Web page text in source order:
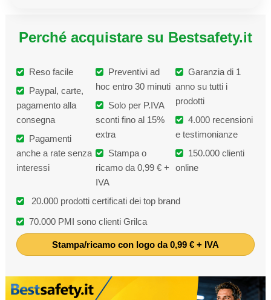
Perché acquistare su Bestsafety.it
Reso facile
Paypal, carte,
pagamento alla
consegna
Pagamenti
anche a rate senza
interessi
Preventivi ad
hoc entro 30 minuti
Solo per P.IVA
sconti fino al 15%
extra
Stampa o
ricamo da 0,99 € +
IVA
Garanzia di 1
anno su tutti i
prodotti
4.000 recensioni
e testimonianze
150.000 clienti
online
20.000 prodotti certificati dei top brand
70.000 PMI sono clienti Grilca
Stampa/ricamo con logo da 0,99 € + IVA